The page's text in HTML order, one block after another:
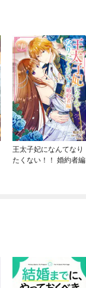
王太子妃になんてなり
たくない！！ 婚約者編